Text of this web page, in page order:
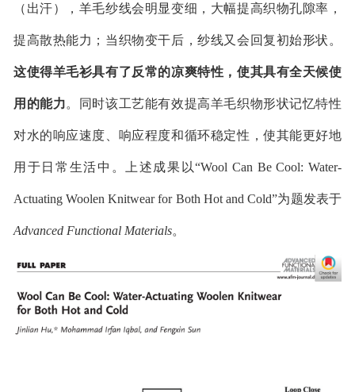
（出汗），羊毛纱线会明显变细，大幅提高织物孔隙率，
提高散热能力；当织物变干后，纱线又会回复初始形状。
这使得羊毛衫具有了反常的凉爽特性，使其具有全天候使
用的能力。同时该工艺能有效提高羊毛织物形状记忆特性
对水的响应速度、响应程度和循环稳定性，使其能更好地
用于日常生活中。上述成果以“Wool Can Be Cool: Water-
Actuating Woolen Knitwear for Both Hot and Cold”为题发表于
Advanced Functional Materials。